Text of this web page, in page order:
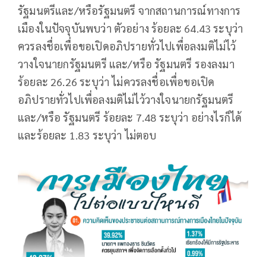
รัฐมนตรีและ/หรือรัฐมนตรี จากสถานการณ์ทางการ
เมืองในปัจจุบันพบว่า ตัวอย่าง ร้อยละ 64.43 ระบุว่า
ควรลงชื่อเพื่อขอเปิดอภิปรายทั่วไปเพื่อลงมติไม่ไว้
วางใจนายกรัฐมนตรี และ/หรือ รัฐมนตรี รองลงมา
ร้อยละ 26.26 ระบุว่า ไม่ควรลงชื่อเพื่อขอเปิด
อภิปรายทั่วไปเพื่อลงมติไม่ไว้วางใจนายกรัฐมนตรี
และ/หรือ รัฐมนตรี ร้อยละ 7.48 ระบุว่า อย่างไรก็ได้
และร้อยละ 1.83 ระบุว่า ไม่ตอบ